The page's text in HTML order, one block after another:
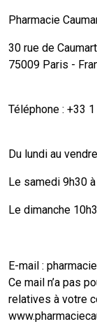
Pharmacie
30 rue de
75009 Paris -
Téléphone : +33
Du lundi au
Le samedi 9h30
Le dimanche
E-mail :
Ce mail n’a pas
relatives à votre